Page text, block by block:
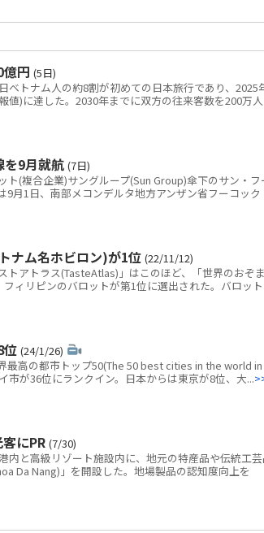
円 (5日)
トナム人の約8割が初めての日本旅行であり、2025
値)に達した。2030年までに双方の往来客数を200万人
を9月就航 (7日)
(複合企業)サングループ(Sun Group)傘下のサン・フ
9月1日、南部メコンデルタ地方アンザン省フーコック
ナム名ホビロン)が1位 (22/11/12)
アトラス(TasteAtlas)」はこのほど、「世界のおぞ
ィリピンのバロットが第1位に選出された。バロット
位 (24/1/26)
高の都市トップ50(The 50 best cities in the world in
が36位にランクイン。日本からは東京が8位、大...
にPR (7/30)
と高級リゾート施設内に、地元の特産品や伝統工
Da Nang)」を開設した。地場製品の認知度向上を